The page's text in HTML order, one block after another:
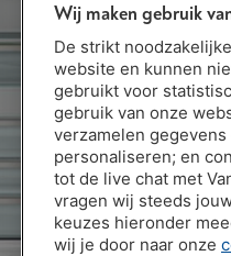
Wij maken gebruik
De strikt
website en kunnen
gebruikt voor
gebruik van onze
verzamelen
personaliseren; en
tot de live chat met
vragen wij steeds
keuzes hieronder
wij je door naar onze